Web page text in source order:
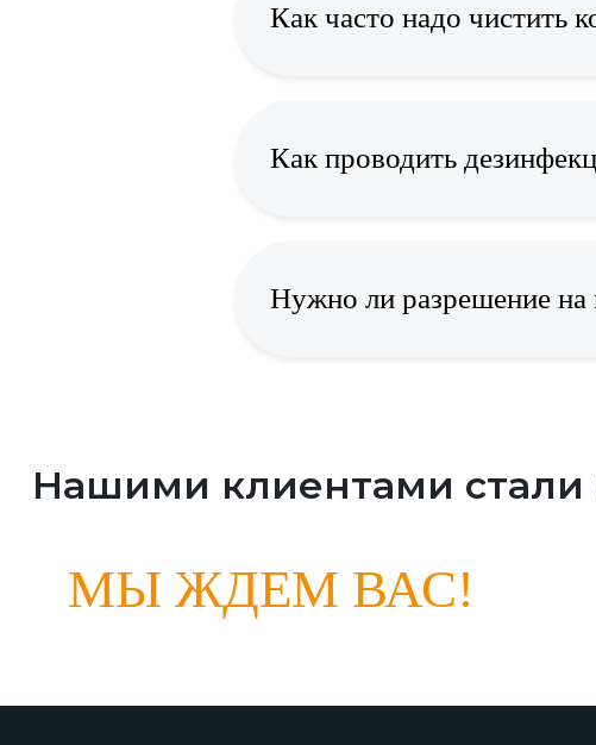
Как часто надо чистить
Как проводить
Нужно ли разрешение на
Нашими клиентами стали
МЫ ЖДЕМ ВАС!